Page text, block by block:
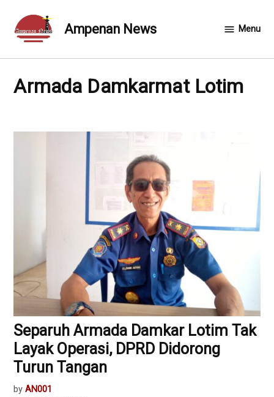
content
Ampenan News Menu
armada Damkarmat Lotim
Separuh Armada Damkar Lotim Tak
Layak Operasi, DPRD Didorong
Turun Tangan
by AN001